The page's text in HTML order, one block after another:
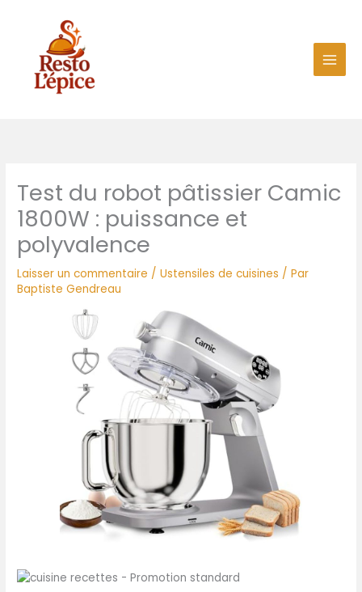
Test du robot pâtissier Camic
1800W : puissance et
polyvalence
Laisser un commentaire /Ustensiles de cuisines / Par
Baptiste Gendreau